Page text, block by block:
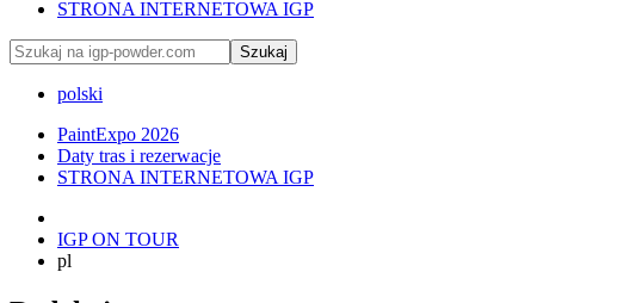
STRONA INTERNETOWA IGP
Szukaj
polski
PaintExpo 2026
Daty tras i rezerwacje
STRONA INTERNETOWA IGP
IGP ON TOUR
pl